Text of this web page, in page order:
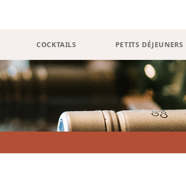
COCKTAILS PETITS DÉJEUNERS